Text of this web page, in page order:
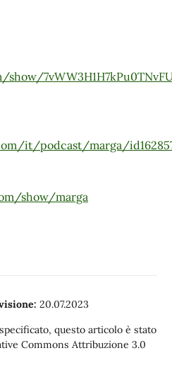
it/podcast/marga/
show/marga
20.07.2023
questo articolo è stato
Commons Attribuzione 3.0